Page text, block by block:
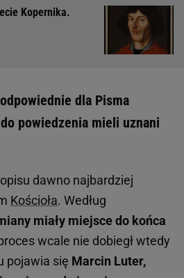
Kopernika.
dla Pisma
powiedzenia mieli uznani
dawno najbardziej
Kościoła. Według
miały miejsce do końca
wcale nie dobiegł wtedy
pojawia się Marcin Luter,